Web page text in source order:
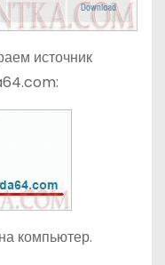
источник
компьютер.